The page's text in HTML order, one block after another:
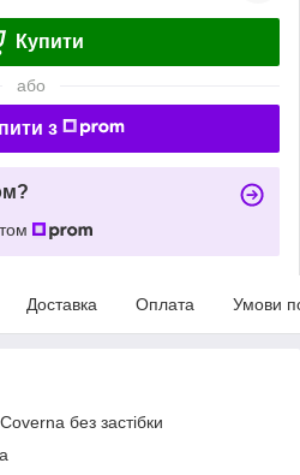
Купити
або
з
Доставка Оплата Умови
без застібки